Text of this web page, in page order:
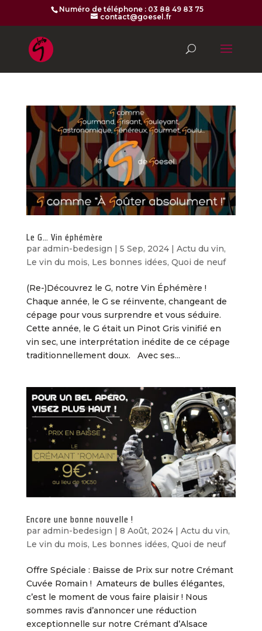
Numéro de téléphone : 03 88 49 83 75
contact@goesel.fr
Le G… Vin éphémère
par admin-bedesign 5 Sep, 2024| Actu du vin,
Le vin du mois, Les bonnes idées, Quoi de neuf
(Re-)Découvrez le G, notre Vin Éphémère !
Chaque année, le G se réinvente, changeant de
cépage pour vous surprendre et vous séduire.
Cette année, le G était un Pinot Gris vinifié en
vin sec, une interprétation inédite de ce cépage
traditionnellement doux. Avec ses...
Encore une bonne nouvelle !
par admin-bedesign | 8 Août, 2024| Actu du vin,
Le vin du mois, Les bonnes idées, Quoi de neuf
Offre Spéciale : Baisse de Prix sur notre Crémant
Cuvée Romain ! Amateurs de bulles élégantes,
c’est le moment de vous faire plaisir ! Nous
sommes ravis d’annoncer une réduction
exceptionnelle sur notre Crémant d’Alsace